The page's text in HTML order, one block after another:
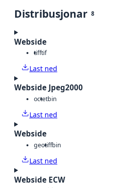
Distribusjonar 8
Webside
tifftif
Last ned
Webside Jpeg2000
octetbin
Last ned
Webside
geotiffbin
Last ned
Webside ECW